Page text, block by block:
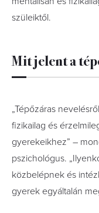
szüleiktől.
Mit jelent a
„Tépőzáras
fizikailag és
gyerekeikhez” –
pszichológus.
közbelépnek és
gyerek egyáltalán